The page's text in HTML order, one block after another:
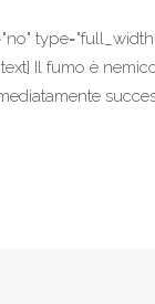
Il fumo è